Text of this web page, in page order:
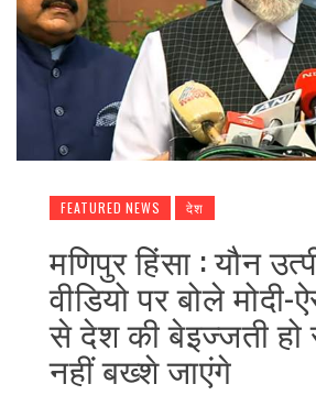
FEATURED NEWS देश
मणिपुर हिंसा : यौन
वीडियो पर बोले
से देश की बेइज्जती हो
नहीं बख्शे जाएंगे